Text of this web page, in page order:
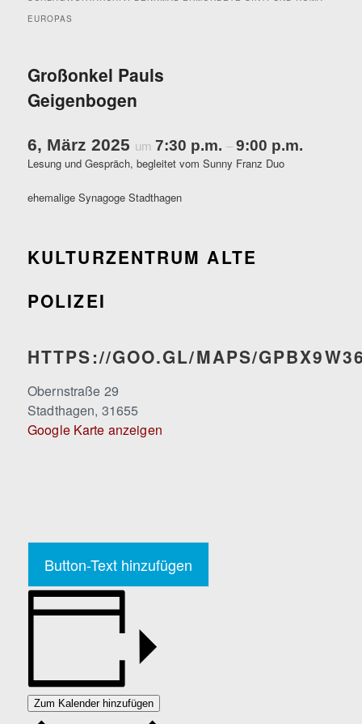
EUROPAS
Großonkel Pauls
Geigenbogen
6, März 2025 um7:30 p.m.–9:00 p.m.
Lesung und Gespräch, begleitet vom Sunny Franz Duo
ehemalige Synagoge Stadthagen
KULTURZENTRUM ALTE
POLIZEI
HTTPS://GOO.GL/MAPS/
Obernstraße 29
Stadthagen, 31655
Google Karte anzeigen
Button-Text hinzufügen
Zum Kalender hinzufügen